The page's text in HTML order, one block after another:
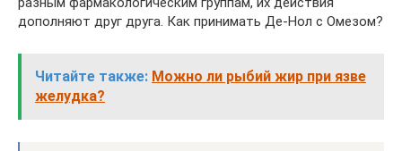
дополняют друг друга. Как принимать Де-Нол с Омезом?
Читайте также: Можно ли рыбий жир при язве
желудка?